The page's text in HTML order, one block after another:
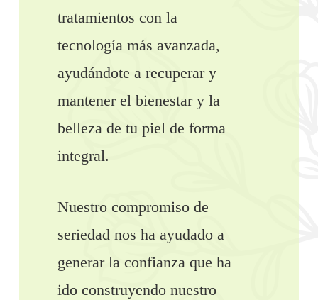
tratamientos con la
tecnología más avanzada,
ayudándote a recuperar y
mantener el bienestar y la
belleza de tu piel de forma
integral.
Nuestro compromiso de
seriedad nos ha ayudado a
generar la confianza que ha
ido construyendo nuestro